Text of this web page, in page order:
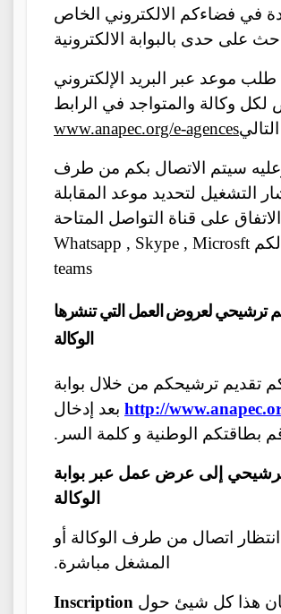
في فضاءكم الالكتروني الخاص
على حدى بالبوابة الالكترونية
طلب موعد عبر البريد الإلكتروني
وكالة والمتواجد في الرابط
التاليwww.anapec.org/e-agences
سيتم الاتصال بكم من طرف
التشغيل لتحديد موعد المقابلة
على قناة التواصل المتاحة
والأنسب لكم Whatsapp , Skype , Microsft
teams
ترشيحي لعروض العمل التي تنشرها
الوكالة
تقديم ترشيحكم من خلال بوابة
http:// بعد إدخال
بطاقتكم الوطنية و كلمة السر.
إلى عرض عمل عبر بوابة
الوكالة
اتصال من طرف الوكالة أو
المشغل مباشرة.
هذا كل شيئ حول Inscription